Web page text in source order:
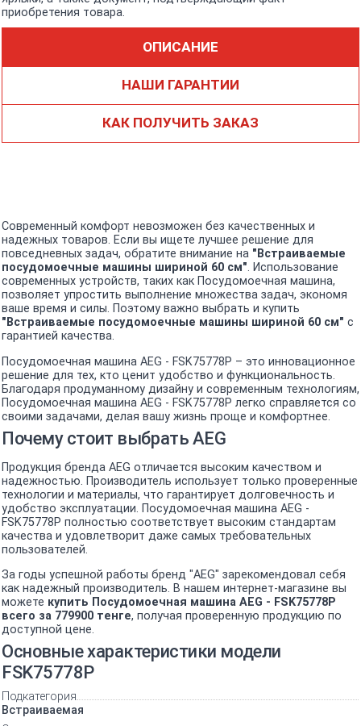
приобретения товара.
ОПИСАНИЕ
НАШИ ГАРАНТИИ
КАК ПОЛУЧИТЬ ЗАКАЗ
Современный комфорт невозможен без качественных и
надежных товаров. Если вы ищете лучшее решение для
повседневных задач, обратите внимание на "Встраиваемые
посудомоечные машины шириной 60 см". Использование
современных устройств, таких как Посудомоечная машина,
позволяет упростить выполнение множества задач, экономя
ваше время и силы. Поэтому важно выбрать и купить
"Встраиваемые посудомоечные машины шириной 60 см" с
гарантией качества.
Посудомоечная машина AEG - FSK75778P – это инновационное
решение для тех, кто ценит удобство и функциональность.
Благодаря продуманному дизайну и современным технологиям,
Посудомоечная машина AEG - FSK75778P легко справляется со
своими задачами, делая вашу жизнь проще и комфортнее.
Почему стоит выбрать AEG
Продукция бренда AEG отличается высоким качеством и
надежностью. Производитель использует только проверенные
технологии и материалы, что гарантирует долговечность и
удобство эксплуатации. Посудомоечная машина AEG -
FSK75778P полностью соответствует высоким стандартам
качества и удовлетворит даже самых требовательных
пользователей.
За годы успешной работы бренд "AEG" зарекомендовал себя
как надежный производитель. В нашем интернет-магазине вы
можете купить Посудомоечная машина AEG - FSK75778P
всего за 779900 тенге, получая проверенную продукцию по
доступной цене.
Основные характеристики модели
FSK75778P
Подкатегория
Встраиваемая